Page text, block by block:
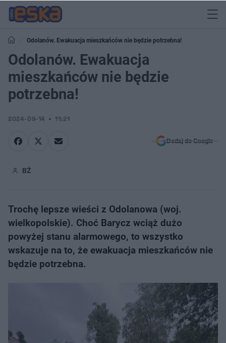
Odolanów. Ewakuacja mieszkańców nie będzie potrzebna!
Odolanów. Ewakuacja
mieszkańców nie będzie
potrzebna!
2024-09-14 11:21
Dodaj do Google
BŹ
Trochę lepsze wieści z Odolanowa (woj.
wielkopolskie). Choć Barycz wciąż dużo
powyżej stanu alarmowego, to wszystko
wskazuje na to, że ewakuacja mieszkańców nie
będzie potrzebna.